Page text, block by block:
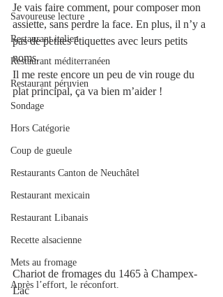
Savoureuse lecture
Restaurant italien
Restaurant méditerranéen
Restaurant péruvien
Sondage
Hors Catégorie
Coup de gueule
Restaurants Canton de Neuchâtel
Restaurant mexicain
Restaurant Libanais
Recette alsacienne
Mets au fromage
Après l’effort, le réconfort.
Je vais faire comment, pour composer mon
assiette, sans perdre la face. En plus, il n’y a
pas de petites étiquettes avec leurs petits
noms.
Il me reste encore un peu de vin rouge du
plat principal, ça va bien m’aider !
Chariot de fromages du 1465 à Champex-
Lac